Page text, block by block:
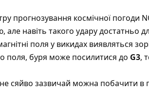
прогнозування космічної погоди
але навіть такого удару достатньо
поля у викидах виявляться
поля, буря може посилитися до G3,
сяйво зазвичай можна побачити в